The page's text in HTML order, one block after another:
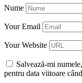
Nume
Your Email
Your Website
Salvează-mi
pentru data viitoare